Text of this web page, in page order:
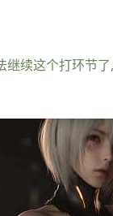
续这个打环节